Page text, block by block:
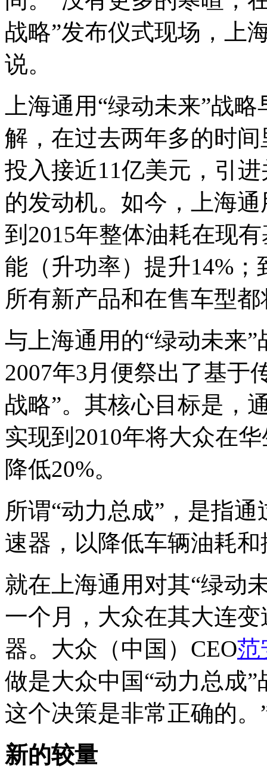
战略”发布仪式现场，上
说。
上海通用“绿动未来”战
解，在过去两年多的时
投入接近11亿美元，引
的发动机。如今，上海
到2015年整体油耗在现
能（升功率）提升14%
所有新产品和在售车型
与上海通用的“绿动未来
2007年3月便祭出了基于
战略”。其核心目标是，
实现到2010年将大众在
降低20%。
所谓“动力总成”，是指
速器，以降低车辆油耗和
就在上海通用对其“绿动
一个月，大众在其大连
器。大众（中国）CEO范
做是大众中国“动力总成
这个决策是非常正确的。
新的较量